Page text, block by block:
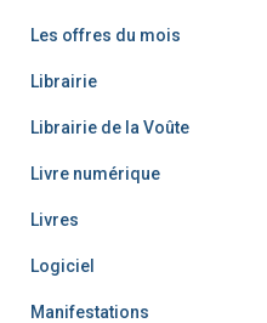
Les offres du mois
Librairie
Librairie de la Voûte
Livre numérique
Livres
Logiciel
Manifestations